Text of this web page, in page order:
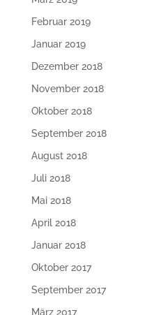
Februar 2019
Januar 2019
Dezember 2018
November 2018
Oktober 2018
September 2018
August 2018
Juli 2018
Mai 2018
April 2018
Januar 2018
Oktober 2017
September 2017
März 2017